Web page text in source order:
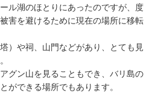
ル湖のほとりにあったのですが、度
害を避けるために現在の場所に移転
）や祠、山門などがあり、とても見
グン山を見ることもでき、バリ島の
ができる場所でもあります。